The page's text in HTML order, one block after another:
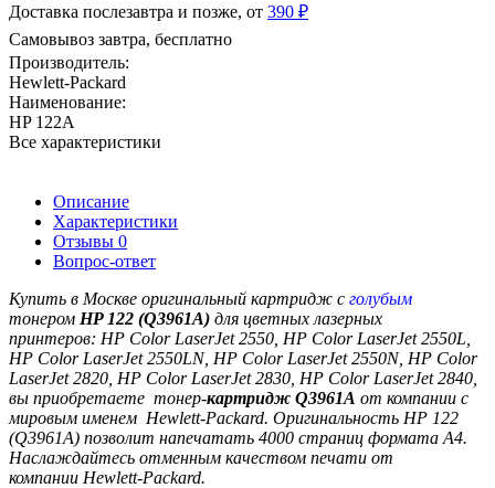
Доставка послезавтра и позже, от 390 ₽
Самовывоз завтра, бесплатно
Производитель:
Hewlett-Packard
Наименование:
HP 122A
Все характеристики
Описание
Характеристики
Отзывы 0
Вопрос-ответ
Купить в Москве оригинальный картридж с голубым
тонером HP 122 (Q3961A) для цветных лазерных
принтеров: HP Color LaserJet 2550, HP Color LaserJet 2550L,
HP Color LaserJet 2550LN, HP Color LaserJet 2550N, HP Color
LaserJet 2820, HP Color LaserJet 2830, HP Color LaserJet 2840
вы приобретаете тонер-картридж Q3961A от компании с
мировым именем Hewlett-Packard. Оригинальность HP 122
(Q3961A) позволит напечатать 4000 страниц формата A4.
Наслаждайтесь отменным качеством печати от
компании Hewlett-Packard.